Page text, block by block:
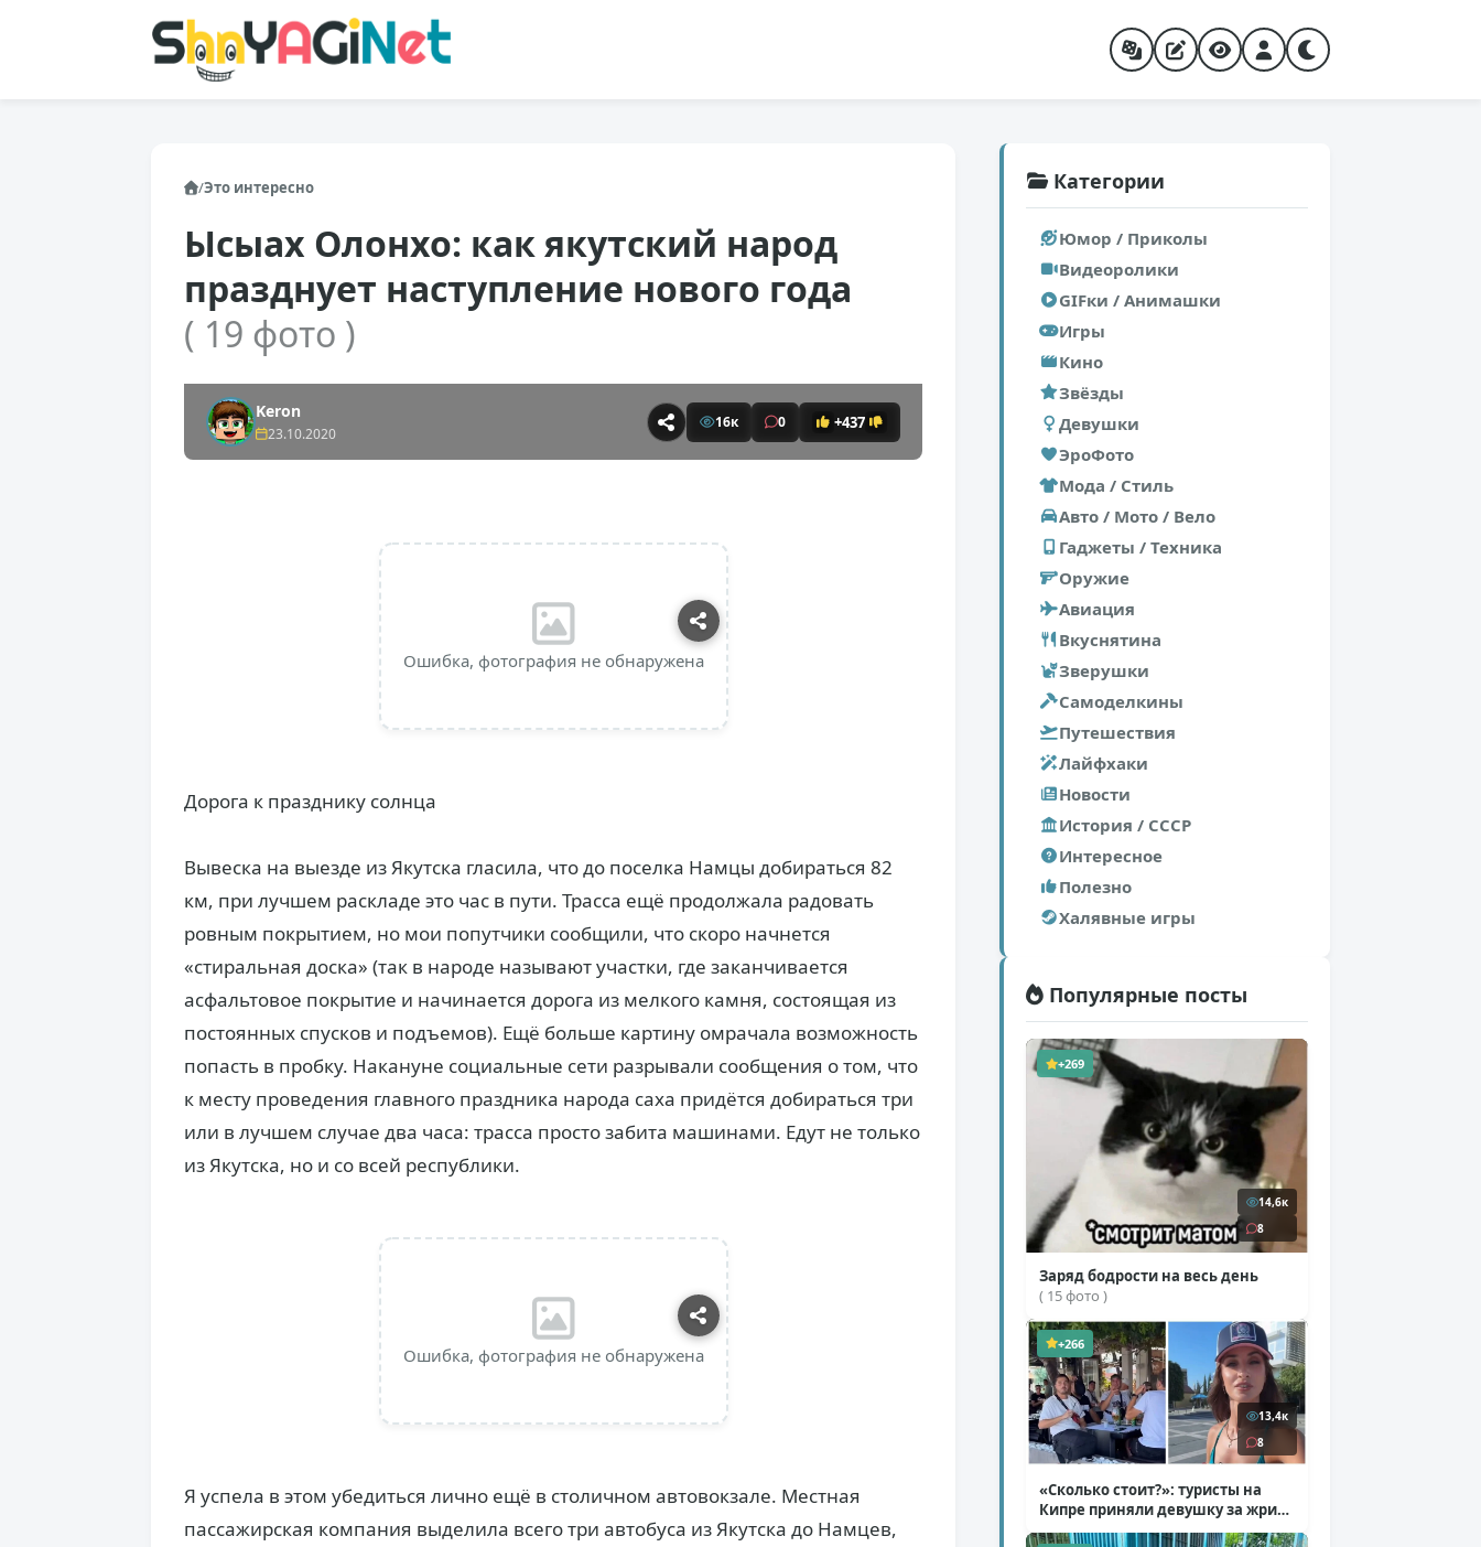
/Это интересно
Ысыах Олонхо: как якутский народ
празднует наступление нового года
( 19 фото )
Keron
23.10.2020
16к 0 +437
Ошибка, фотография не обнаружена
Дорога к празднику солнца
Вывеска на выезде из Якутска гласила, что до поселка Намцы добираться 82
км, при лучшем раскладе это час в пути. Трасса ещё продолжала радовать
ровным покрытием, но мои попутчики сообщили, что скоро начнется
«стиральная доска» (так в народе называют участки, где заканчивается
асфальтовое покрытие и начинается дорога из мелкого камня, состоящая из
постоянных спусков и подъемов). Ещё больше картину омрачала возможность
попасть в пробку. Накануне социальные сети разрывали сообщения о том, что
к месту проведения главного праздника народа саха придётся добираться три
или в лучшем случае два часа: трасса просто забита машинами. Едут не только
из Якутска, но и со всей республики.
Ошибка, фотография не обнаружена
Я успела в этом убедиться лично ещё в столичном автовокзале. Местная
пассажирская компания выделила всего три автобуса из Якутска до Намцев,
Категории
Юмор / Приколы
Видеоролики
GIFки / Анимашки
Игры
Кино
Звёзды
Девушки
ЭроФото
Мода / Стиль
Авто / Мото / Вело
Гаджеты / Техника
Оружие
Авиация
Вкуснятина
Зверушки
Самоделкины
Путешествия
Лайфхаки
Новости
История / СССР
Интересное
Полезно
Халявные игры
Популярные посты
+269
14,6к
8
Заряд бодрости на весь день
( 15 фото )
+266
13,4к
8
«Сколько стоит?»: туристы на
Кипре приняли девушку за жрицу
любви( 1 фото + 1 видео )